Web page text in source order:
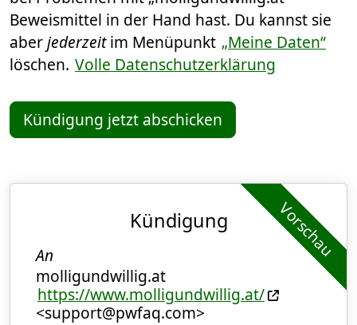
Beweismittel in der Hand hast. Du kannst sie
aberjederzeitim Menüpunkt „Meine Daten“
löschen. Volle Datenschutzerklärung
Kündigung jetzt abschicken
Vorschau
Kündigung
An
molligundwillig.at
https://www.molligundwillig.at/
<support@pwfaq.com>